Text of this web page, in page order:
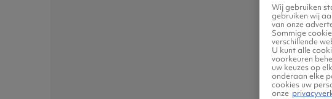
Wij gebruiken
gebruiken wij
van onze
Sommige
verschillende
U kunt alle
voorkeuren
uw keuzes op
onderaan elke
cookies uw
onze